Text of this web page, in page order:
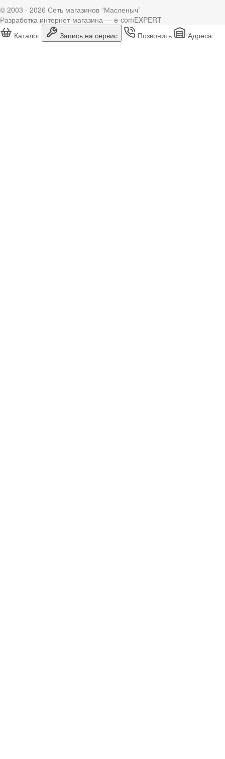
© 2003 - 2026 Сеть магазинов “Масленыч”
Разработка интернет-магазина — e-comEXPERT
Каталог
Запись на сервис Позвонить Адреса